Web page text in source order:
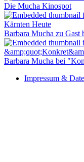
Die Mucha Kinospot
Barbara Mucha zu Gast
Barbara Mucha bei
Impressum &